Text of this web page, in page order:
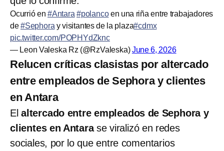
Ocurrió en #Antara #polancoen una riña entre trabajadores
de#Sephora y visitantes de la plaza#cdmx
pic.twitter.com/POPHYdZknc
— Leon Valeska Rz (@RzValeska)June 6, 2026
Relucen críticas clasistas por altercado
entre empleados de Sephora y clientes
en Antara
El altercado entre empleados de Sephora y
clientes en Antarase viralizó en redes
sociales, por lo que entre comentarios